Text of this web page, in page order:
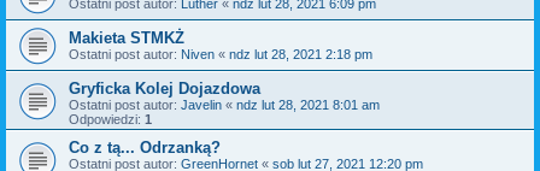
Ostatni post autor: Luther « ndz lut 28, 2021 6:09 pm
Makieta STMKŻ
Ostatni post autor: Niven « ndz lut 28, 2021 2:18 pm
Gryficka Kolej Dojazdowa
Ostatni post autor: Javelin « ndz lut 28, 2021 8:01 am
Odpowiedzi: 1
Co z tą... Odrzanką?
Ostatni post autor: GreenHornet « sob lut 27, 2021 12:20 pm